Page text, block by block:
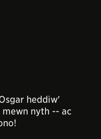
heddiw'
mewn nyth -- ac